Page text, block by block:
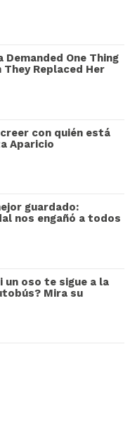
Demanded One Thing
Replaced Her
con quién está
Aparicio
guardado:
nos engañó a todos
un oso te sigue a la
Mira su